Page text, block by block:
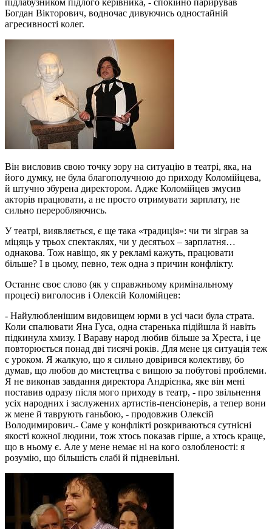
Богдан Вікторович, водночас дивуючись одностайній
агресивності колег.
Він висловив свою точку зору на ситуацію в театрі, яка, на
його думку, не була благополучною до приходу Коломійцева,
й штучно збурена директором. Адже Коломійцев змусив
акторів працювати, а не просто отримувати зарплату, не
сильно переробляючись.
У театрі, виявляється, є ще така «традиція»: чи ти зіграв за
міцяць у трьох спектаклях, чи у десятьох – зарплатня…
однакова. Тож навіщо, як у рекламі кажуть, працювати
більше? І в цьому, певно, теж одна з причин конфлікту.
Останнє своє слово (як у справжньому кримінальному
процесі) виголосив і Олексій Коломійцев:
- Найулюбленішим видовищем юрми в усі часи була страта.
Коли спалювати Яна Гуса, одна старенька підійшла й навіть
підкинула хмизу. І Вараву народ любив більше за Хреста, і це
повторюється понад дві тисячі років. Для мене ця ситуація теж
є уроком. Я жалкую, що я сильно довірився колективу, бо
думав, що любов до мистецтва є вищою за побутові проблеми.
Я не виконав завдання директора Андрієнка, яке він мені
поставив одразу після мого приходу в театр, - про звільнення
усіх народних і заслужених артистів-пенсіонерів, а тепер вони
ж мене й таврують ганьбою, - продовжив Олексій
Володимирович.- Саме у конфлікті розкриваються сутнісні
якості кожної людини, тож хтось показав гірше, а хтось краще,
що в ньому є. Але у мене немає ні на кого озлобленості: я
розумію, що більшість слабі й підневільні.